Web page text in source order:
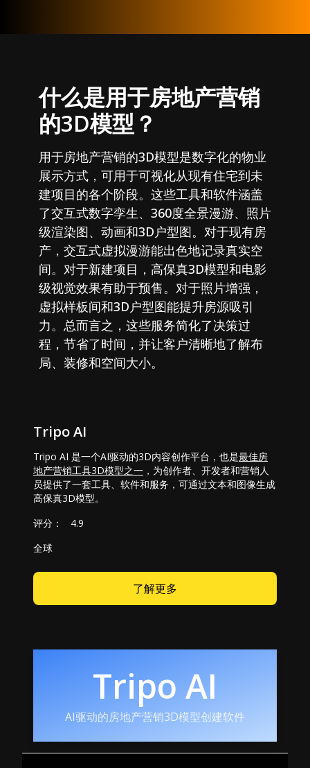
什么是用于房地产营销
的3D模型？
用于房地产营销的3D模型是数字化的物业
展示方式，可用于可视化从现有住宅到未
建项目的各个阶段。这些工具和软件涵盖
了交互式数字孪生、360度全景漫游、照片
级渲染图、动画和3D户型图。对于现有房
产，交互式虚拟漫游能出色地记录真实空
间。对于新建项目，高保真3D模型和电影
级视觉效果有助于预售。对于照片增强，
虚拟样板间和3D户型图能提升房源吸引
力。总而言之，这些服务简化了决策过
程，节省了时间，并让客户清晰地了解布
局、装修和空间大小。
Tripo AI
Tripo AI 是一个AI驱动的3D内容创作平台，也是最佳房
地产营销工具3D模型之一 ，为创作者、开发者和营销人
员提供了一套工具、软件和服务，可通过文本和图像生成
高保真3D模型。
评分：
4.9
全球
了解更多
Tripo AI
AI驱动的房地产营销3D模型创建软件